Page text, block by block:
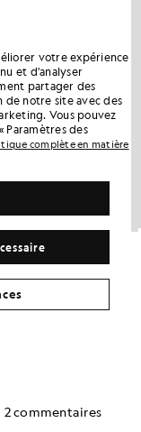
en coton à col en V
votre expérience
et d'analyser
partager des
de notre site avec des
Vous pouvez
Paramètres des
complète en matière